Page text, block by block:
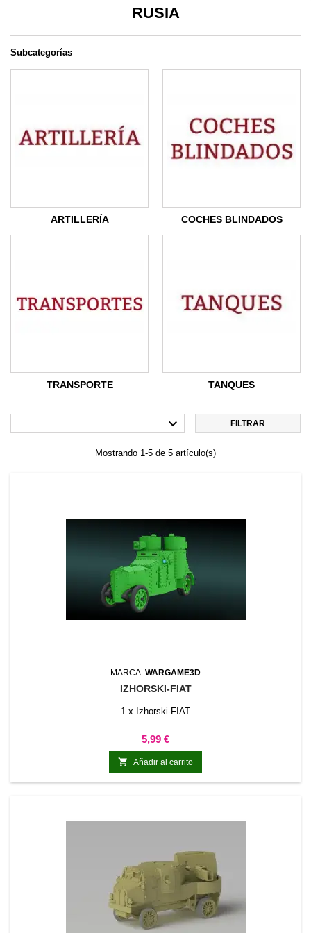
RUSIA
Subcategorías
ARTILLERÍA COCHES BLINDADOS
TRANSPORTE TANQUES
 FILTRAR
Mostrando 1-5 de 5 artículo(s)
MARCA: WARGAME3D
IZHORSKI-FIAT
1 x Izhorski-FIAT
Precio
5,99 €
 Añadir al carrito